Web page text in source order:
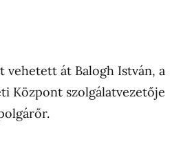
vehetett át Balogh István, a
Központ szolgálatvezetője